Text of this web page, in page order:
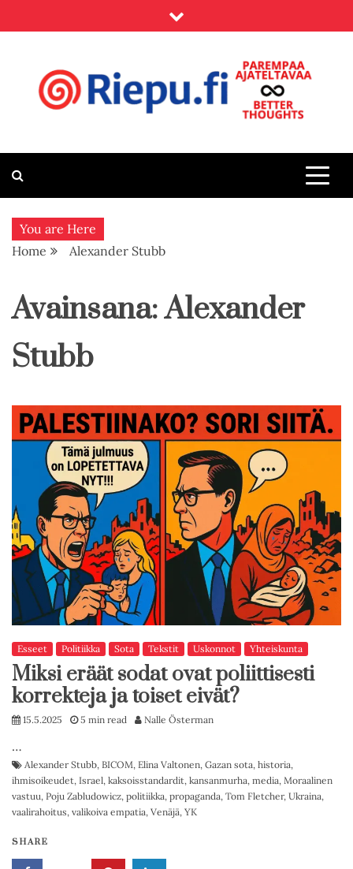
to
Riepu.fi
You are Here
Home
Alexander Stubb
Avainsana:Alexander
Stubb
Esseet Politiikka Sota Tekstit Uskonnot Yhteiskunta
Miksi eräät sodat ovat poliittisesti
korrekteja ja toiset eivät?
15.5.2025 5 min read Nalle Österman
…
Alexander Stubb, BICOM, Elina Valtonen, Gazan sota, historia,
ihmisoikeudet, Israel, kaksoisstandardit, kansanmurha, media, Moraalinen
vastuu, Poju Zabludowicz, politiikka, propaganda, Tom Fletcher, Ukraina,
vaalirahoitus, valikoiva empatia, Venäjä, YK
SHARE